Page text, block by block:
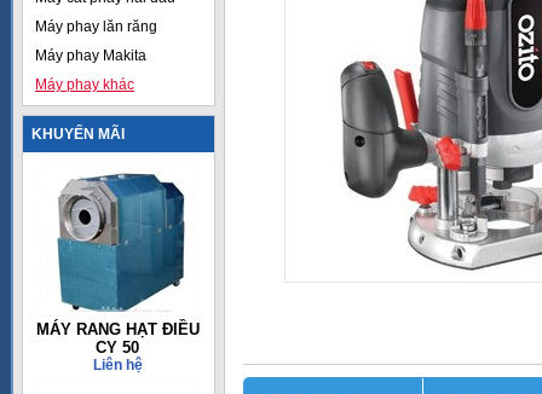
Máy phay lăn răng
Máy phay Makita
Máy phay khác
KHUYẾN MÃI
MÁY RANG HẠT ĐIỀU
CY 50
Liên hệ